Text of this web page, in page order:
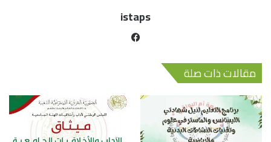
istaps
مقالات ذات صلة